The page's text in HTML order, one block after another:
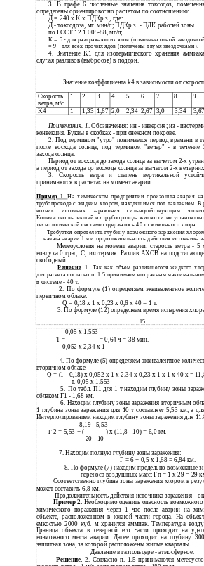
3. В графе 6 численные значения токсодоз,
определены ориентировочно расчетом по соотношению:
Д = 240 x K x ПДКр.з., где:
Д - токсодоза, мг. мин/л; ПДКр.з. - ПДК рабочей зоны
по ГОСТ 12.1.005-88, мг/л;
K = 5 - для раздражающих ядов (помечены одной
= 9 - для всех прочих ядов (помечены двумя звездочками).
4. Значение K1 для изотермического хранения
случая разливов (выбросов) в поддон.
Значение коэффициента k4 в зависимости от
Скорость 1 2 3 4 5 6 7 8 9
ветра, м/с
K4
1 1,33 1,67 2,0 2,34 2,67 3,0 3,34 3,67
Примечания. 1 . Обозначения: ин - инверсия; из -
конвекция. Буквы в скобках - при снежном покрове.
2. Под термином "утро" понимается период времени в
после восхода солнца; под термином "вечер" - в течение
захода солнца.
Период от восхода до захода солнца за вычетом 2-х
а период от захода до восхода солнца за вычетом 2-х
3. Скорость ветра и степень вертикальной
принимаются в расчетах на момент аварии.
Пример 1.На химическом предприятии произошла авария на
трубопроводе с жидким хлором, находящимся под давлением. В
возник источник заражения сильнодействующим
Количество вытекшей из трубопровода жидкости не
технологической системе содержалось 40 т сжиженного хлора.
Требуется определить глубину возможного заражения
начала аварии 1 ч и продолжительность действия источника
Метеоусловия на момент аварии: старость ветра - 5
воздуха 0 град. C, изотермия. Разлив АХОВ на
свободный.
Решение. 1. Так как объем разлившегося жидкого
для расчета согласно п. 1.5 принимаем его равным
в системе - 40 т.
2. По формуле (1) определяем эквивалентное
первичном облаке:
Q = 0,18 x 1 x 0,23 x 0,6 x 40 = 1 т.
3. По формуле (12) определяем время испарения
15
0,05 x 1,553
T =---------------- = 0,64 ч = 38 мин.
0,052 x 2,34 x 1
4. По формуле (5) определяем эквивалентное
вторичном облаке:
Q = (1 - 0,18) x 0,052 x 1 x 2,34 x 0,23 x 1 x 1 x 40 x =
т. 0,05 x 1,553
5. По табл. П1 для 1 т находим глубину зоны
облаком Г1 - 1,68 км.
6. Находим глубину зоны заражения вторичным
1 глубина зоны заражения для 10 т составляет 5,53 км, а
Интерполированием находим глубину зоны заражения для
8,19 - 5,53
Г 2 = 5,53 +(-----------) x (11,8 - 10) = 6,0 км.
20 - 10
7. Находим полную глубину зоны заражения:
Г = 6 + 0,5 x 1,68 = 6,84 км.
8. По формуле (7) находим предельно возможные
переноса воздушных масс: Гп = 1 x 29 = 29
Соответственно глубина зоны заражения хлором в
может составить 6,8 км.
Продолжительность действия источника заражения -
Пример 2. Необходимо оценить опасность возможного
химического поражения через 1 час после аварии на
объекте, расположенном в южной части города. На
емкостью 2000 куб. м хранится аммиак. Температура
Граница объекта в северной его части проходит на
возможного места аварии. Далее проходит на глубину
защитная зона, за которой расположены жилые кварталы.
Давление в газгольдере - атмосферное.
Решение.2. Согласно п. 1.5 принимаются